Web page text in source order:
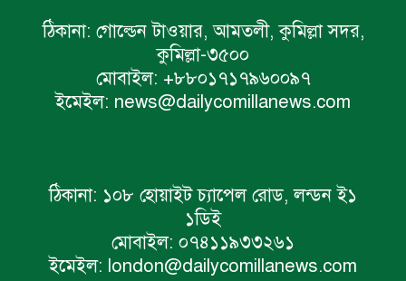
ঠিকানা: গোল্ডেন টাওয়ার, আমতলী, কুমিল্লা সদর,
কুমিল্লা-৩৫০০
মোবাইল: +৮৮০১৭১৭৯৬০০৯৭
ইমেইল: news@dailycomillanews.com
ঠিকানা: ১০৮ হোয়াইট চ্যাপেল রোড, লন্ডন ই১
১ডিই
মোবাইল: ০৭৪১১৯৩৩২৬১
ইমেইল: london@dailycomillanews.com